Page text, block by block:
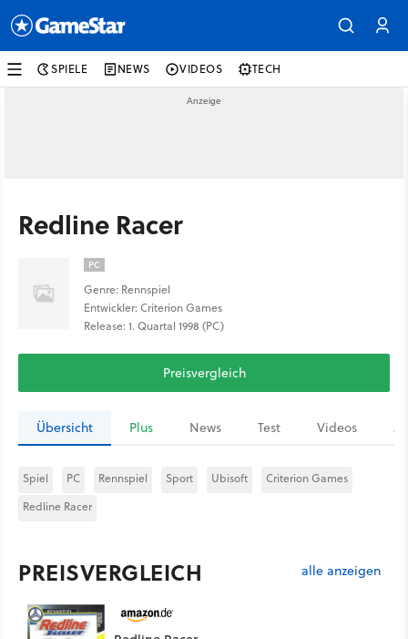
SPIELE NEWS VIDEOS TECH
Redline Racer
PC
Genre: Rennspiel
Entwickler: Criterion Games
Release: 1. Quartal 1998 (PC)
Preisvergleich
Übersicht Plus News Test Videos
Spiel PC Rennspiel Sport Ubisoft
Criterion Games
Redline Racer
PREISVERGLEICH alle anzeigen